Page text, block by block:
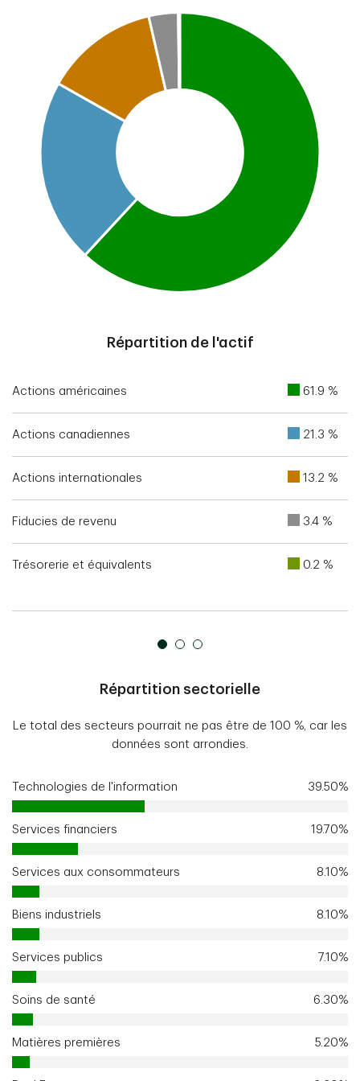
Pie chart with 5 slices.
This is a portfolio analysis pie chart
Répartition de l'actif
Actions américaines 61.9 %
Actions canadiennes 21.3 %
Actions internationales 13.2 %
Fiducies de revenu 3.4 %
Trésorerie et équivalents 0.2 %
Répartition sectorielle
Le total des secteurs pourrait ne pas être de 100 %, car les
données sont arrondies.
Technologies de l'information 39.50%
Services financiers 19.70%
Services aux consommateurs 8.10%
Biens industriels 8.10%
Services publics 7.10%
Soins de santé 6.30%
Matières premières 5.20%